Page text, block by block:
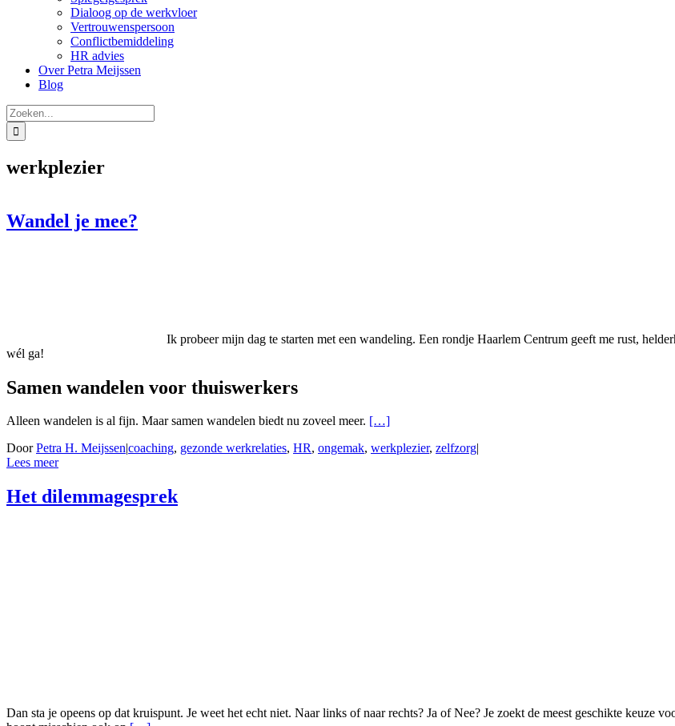
Dialoog op de werkvloer
Vertrouwenspersoon
Conflictbemiddeling
HR advies
Over Petra Meijssen
Blog
Zoeken
naar:
werkplezier
Wandel je mee?
Ik probeer mijn dag te starten met een wandeling. Een rondje Haarlem Centrum geeft me rust,
wél ga!
Samen wandelen voor thuiswerkers
Alleen wandelen is al fijn. Maar samen wandelen biedt nu zoveel meer. […]
DoorPetra H. Meijssen|coaching, gezonde werkrelaties, HR, ongemak, werkplezier, zelfzorg|
Lees meer
Het dilemmagesprek
Dan sta je opeens op dat kruispunt. Je weet het echt niet. Naar links of naar rechts? Ja of Nee? Je zoekt de meest geschikte keuze